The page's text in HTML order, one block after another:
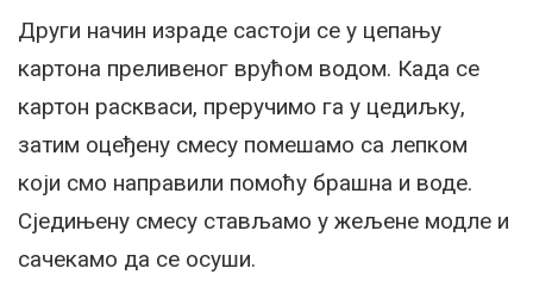
Други начин израде састоји се у цепању
картона преливеног врућом водом. Када се
картон раскваси, преручимо га у цедиљку,
затим оцеђену смесу помешамо са лепком
који смо направили помоћу брашна и воде.
Сједињену смесу стављамо у жељене модле и
сачекамо да се осуши.